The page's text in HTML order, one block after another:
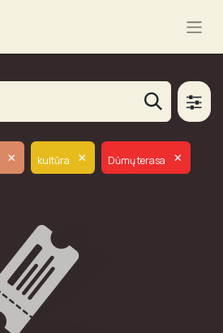
× kultūra × Dūmų terasa ×